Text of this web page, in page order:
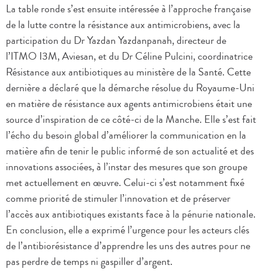
La table ronde s’est ensuite intéressée à l’approche française
de la lutte contre la résistance aux antimicrobiens, avec la
participation du Dr Yazdan Yazdanpanah, directeur de
l’ITMO I3M, Aviesan, et du Dr Céline Pulcini, coordinatrice
Résistance aux antibiotiques au ministère de la Santé. Cette
dernière a déclaré que la démarche résolue du Royaume-Uni
en matière de résistance aux agents antimicrobiens était une
source d’inspiration de ce côté-ci de la Manche. Elle s’est fait
l’écho du besoin global d’améliorer la communication en la
matière afin de tenir le public informé de son actualité et des
innovations associées, à l’instar des mesures que son groupe
met actuellement en œuvre. Celui-ci s’est notamment fixé
comme priorité de stimuler l’innovation et de préserver
l’accès aux antibiotiques existants face à la pénurie nationale.
En conclusion, elle a exprimé l’urgence pour les acteurs clés
de l’antibiorésistance d’apprendre les uns des autres pour ne
pas perdre de temps ni gaspiller d’argent.